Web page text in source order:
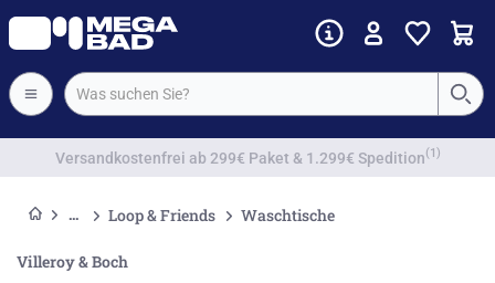
Vorkassenrabatt
Loop & Friends Waschtische
Villeroy & Boch